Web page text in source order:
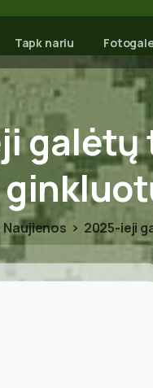
Tapk nariu
galėtų
Naujienos 2025-ieji